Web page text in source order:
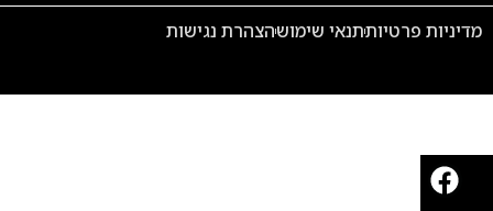
פרטיותתנאי שימושהצהרת נגישות